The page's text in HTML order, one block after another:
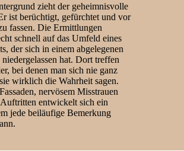
zieht der geheimnisvolle
ist berüchtigt, gefürchtet und vor
fassen. Die Ermittlungen
schnell auf das Umfeld eines
der sich in einem abgelegenen
hat. Dort treffen
bei denen man sich nie ganz
wirklich die Wahrheit sagen.
nervösem Misstrauen
entwickelt sich ein
jede beiläufige Bemerkung